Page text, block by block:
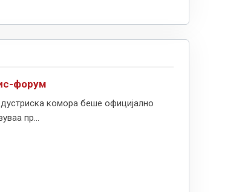
форум
комора беше официјално
пр...